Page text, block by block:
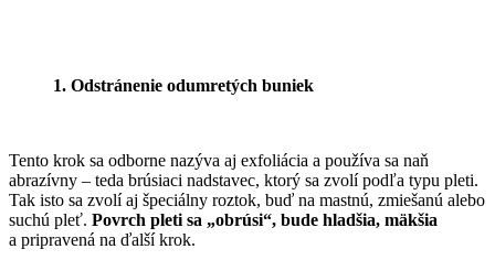
1. Odstránenie odumretých buniek
Tento krok sa odborne nazýva aj exfoliácia a používa sa naň
abrazívny – teda brúsiaci nadstavec, ktorý sa zvolí podľa typu pleti.
Tak isto sa zvolí aj špeciálny roztok, buď na mastnú, zmiešanú alebo
suchú pleť. Povrch pleti sa „obrúsi“, bude hladšia, mäkšia
a pripravená na ďalší krok.